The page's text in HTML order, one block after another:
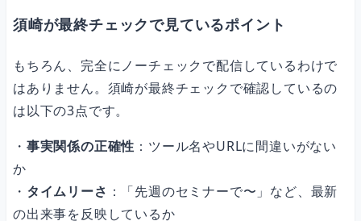
須崎が最終チェックで見ているポイント
もちろん、完全にノーチェックで配信しているわけで
はありません。須崎が最終チェックで確認しているの
は以下の3点です。
・ 事実関係の正確性 ：ツール名やURLに間違いがない
か
・ タイムリーさ ：「先週のセミナーで〜」など、最新
の出来事を反映しているか